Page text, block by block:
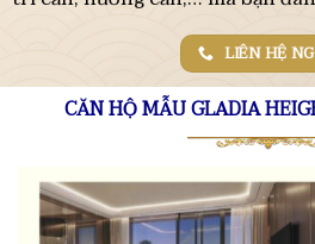
LIÊN HỆ
CĂN HỘ MẪU GLADIA